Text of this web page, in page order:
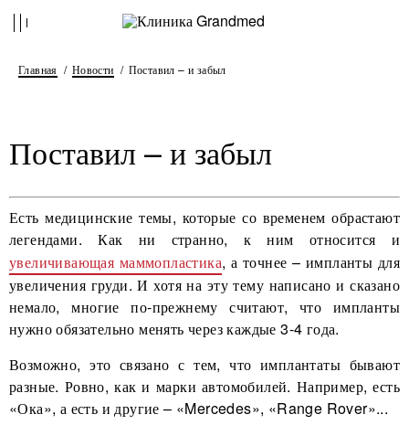
Главная Новости Поставил – и забыл
Поставил – и забыл
Есть медицинские темы, которые со временем обрастают
легендами. Как ни странно, к ним относится и
увеличивающая маммопластика, а точнее – импланты для
увеличения груди. И хотя на эту тему написано и сказано
немало, многие по-прежнему считают, что импланты
нужно обязательно менять через каждые 3-4 года.
Возможно, это связано с тем, что имплантаты бывают
разные. Ровно, как и марки автомобилей. Например, есть
«Ока», а есть и другие – «Mercedes», «Range Rover»...